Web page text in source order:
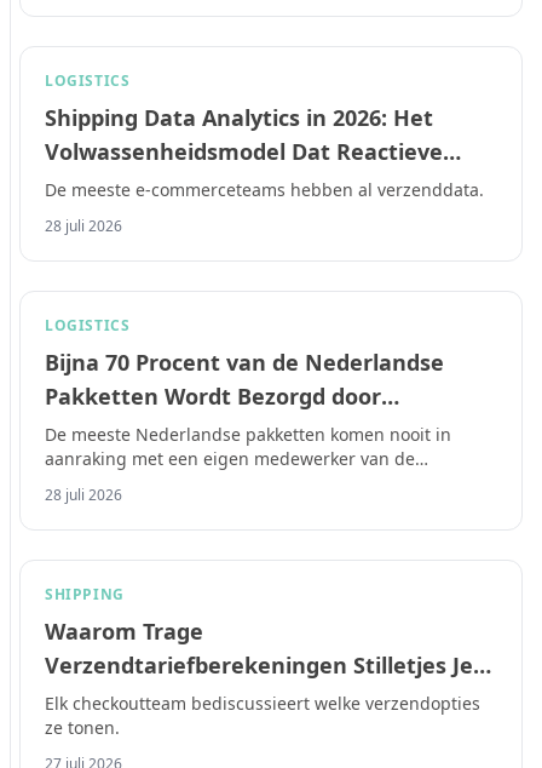
LOGISTICS
Shipping Data Analytics in 2026: Het
Volwassenheidsmodel Dat Reactieve
Verzenders Scheidt van Voorspellende
Verzenders
De meeste e-commerceteams hebben al verzenddata.
28 juli 2026
LOGISTICS
Bijna 70 Procent van de Nederlandse
Pakketten Wordt Bezorgd door
Onderaannemers: De
Verantwoordingskloof die E-Commerce
Merken Moeten Dichten in 2026
De meeste Nederlandse pakketten komen nooit in
aanraking met een eigen medewerker van de
vervoerder.
28 juli 2026
SHIPPING
Waarom Trage
Verzendtariefberekeningen Stilletjes Je
Checkout Conversie Kapotmaken in 2026
Elk checkoutteam bediscussieert welke verzendopties
ze tonen.
27 juli 2026